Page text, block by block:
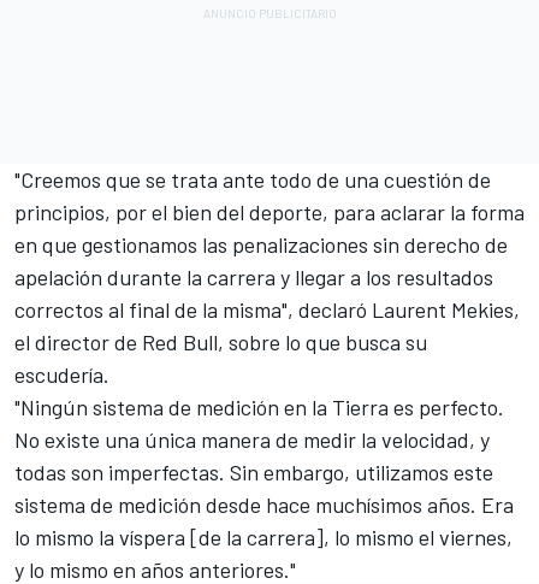
"Creemos que se trata ante todo de una cuestión de
principios, por el bien del deporte, para aclarar la forma
en que gestionamos las penalizaciones sin derecho de
apelación durante la carrera y llegar a los resultados
correctos al final de la misma", declaró Laurent Mekies,
el director de Red Bull, sobre lo que busca su
escudería.
"Ningún sistema de medición en la Tierra es perfecto.
No existe una única manera de medir la velocidad, y
todas son imperfectas. Sin embargo, utilizamos este
sistema de medición desde hace muchísimos años. Era
lo mismo la víspera [de la carrera], lo mismo el viernes,
y lo mismo en años anteriores."